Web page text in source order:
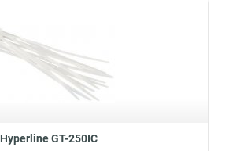
Hyperline GT-250IC